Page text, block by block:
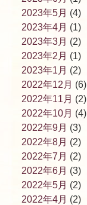
2023年5月 (4)
2023年4月 (1)
2023年3月 (2)
2023年2月 (1)
2023年1月 (2)
2022年12月 (6)
2022年11月 (2)
2022年10月 (4)
2022年9月 (3)
2022年8月 (2)
2022年7月 (2)
2022年6月 (3)
2022年5月 (2)
2022年4月 (2)